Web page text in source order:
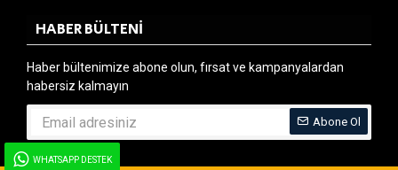
WHATSAPP DESTEK
HABER BÜLTENI
Haber bültenimize abone olun, fırsat ve kampanyalardan
habersiz kalmayın
Abone Ol